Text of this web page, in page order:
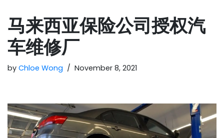
马来西亚保险公司授权汽
车维修厂
by Chloe Wong November 8, 2021